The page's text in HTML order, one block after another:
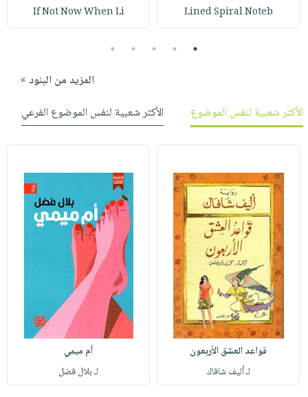
صابون
أطفال
فيديوهات
أسئلة
نيل
وفرات
انشر
كتابك
تواصل
معنا
Lined Spiral Noteb
If Not Now When Li
1
2
3
4
5
المزيد من البنود »
الأكثر شعبية لنفس الموضوع
الأكثر شعبية لنفس الموضوع الفرعي
قواعد العشق الأربعون
لـ أليف شافاك
أم ميمي
لـ بلال فضل